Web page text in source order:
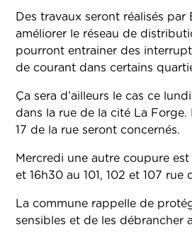
Des travaux seront réalisés par
améliorer le réseau de
pourront entrainer des
de courant dans certains
Ça sera d’ailleurs le cas ce
dans la rue de la cité La Forge.
17 de la rue seront concernés.
Mercredi une autre coupure
et 16h30 au 101, 102 et 107 rue
La commune rappelle de
sensibles et de les débrancher